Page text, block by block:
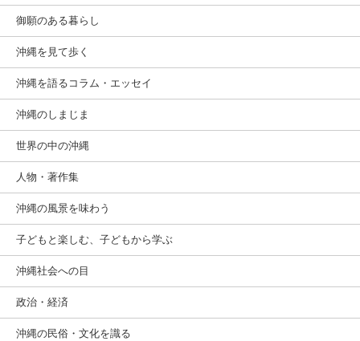
御願のある暮らし
沖縄を見て歩く
沖縄を語るコラム・エッセイ
沖縄のしまじま
世界の中の沖縄
人物・著作集
沖縄の風景を味わう
子どもと楽しむ、子どもから学ぶ
沖縄社会への目
政治・経済
沖縄の民俗・文化を識る